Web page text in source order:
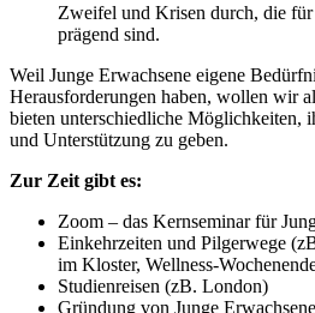
Zweifel und Krisen durch, die
prägend sind.
Weil Junge Erwachsene eigene
Herausforderungen haben, wollen wir
bieten unterschiedliche Möglichkeiten,
und Unterstützung zu geben.
Zur Zeit gibt es:
Zoom – das Kernseminar für
Einkehrzeiten und Pilgerwege
im Kloster, Wellness-
Studienreisen (zB. London)
Gründung von Junge